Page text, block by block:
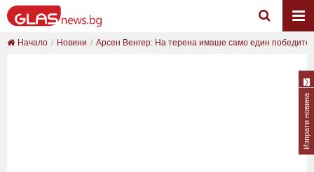
Начало Новини Арсен Венгер: На терена имаше само един
Изпрати новина